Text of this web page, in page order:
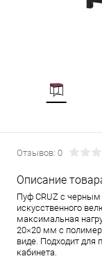
Отзывов: 0
Описание
Пуф CRUZ с
искусственного
максимальная
20×20 мм с
виде. Подходит для
кабинета.